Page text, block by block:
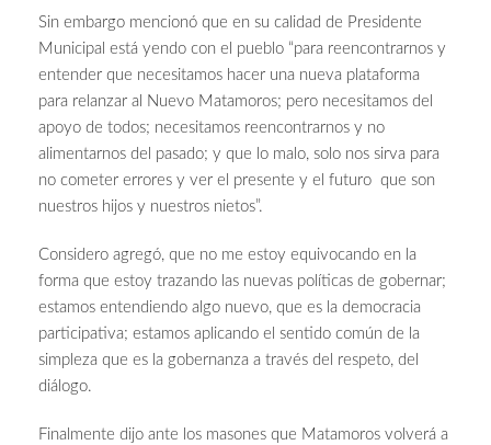
Sin embargo mencionó que en su calidad de Presidente
Municipal está yendo con el pueblo “para reencontrarnos y
entender que necesitamos hacer una nueva plataforma
para relanzar al Nuevo Matamoros; pero necesitamos del
apoyo de todos; necesitamos reencontrarnos y no
alimentarnos del pasado; y que lo malo, solo nos sirva para
no cometer errores y ver el presente y el futuro que son
nuestros hijos y nuestros nietos”.
Considero agregó, que no me estoy equivocando en la
forma que estoy trazando las nuevas políticas de gobernar;
estamos entendiendo algo nuevo, que es la democracia
participativa; estamos aplicando el sentido común de la
simpleza que es la gobernanza a través del respeto, del
diálogo.
Finalmente dijo ante los masones que Matamoros volverá a